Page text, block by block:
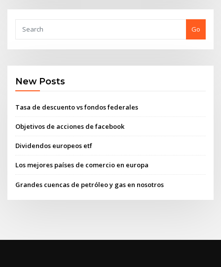
Go
New Posts
Tasa de descuento vs fondos federales
Objetivos de acciones de facebook
Dividendos europeos etf
Los mejores países de comercio en europa
Grandes cuencas de petróleo y gas en nosotros